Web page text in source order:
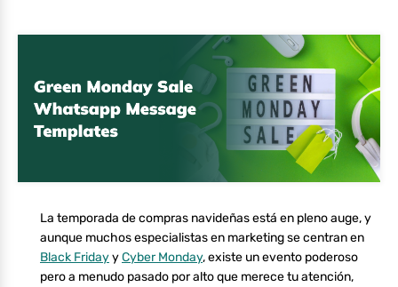
La temporada de compras navideñas está en pleno auge, y
aunque muchos especialistas en marketing se centran en
Black FridayyCyber Monday, existe un evento poderoso
pero a menudo pasado por alto que merece tu atención,